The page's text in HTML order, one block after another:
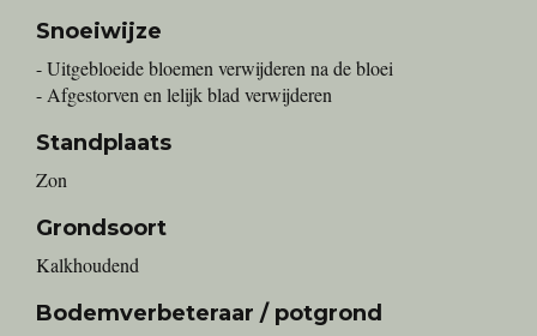
Snoeiwijze
- Uitgebloeide bloemen verwijderen na de bloei
- Afgestorven en lelijk blad verwijderen
Standplaats
Zon
Grondsoort
Kalkhoudend
Bodemverbeteraar / potgrond